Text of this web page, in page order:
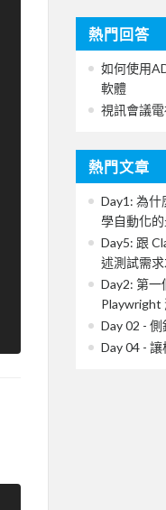
熱門回答
如何使用
軟體
視訊會議
熱門文章
Day1: 為什
學自動化
Day5: 跟
述測試需
Day2: 第一
Playwright
Day 02 - 側
Day 04 -